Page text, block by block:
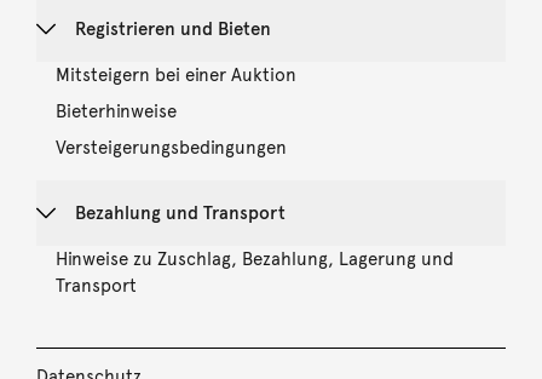
Registrieren und Bieten
Mitsteigern bei einer Auktion
Bieterhinweise
Versteigerungsbedingungen
Bezahlung und Transport
Hinweise zu Zuschlag, Bezahlung, Lagerung und
Transport